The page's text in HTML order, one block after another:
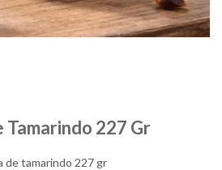
Tamarindo 227 Gr
de tamarindo 227 gr